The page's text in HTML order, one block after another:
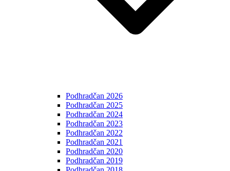
Podhradčan 2026
Podhradčan 2025
Podhradčan 2024
Podhradčan 2023
Podhradčan 2022
Podhradčan 2021
Podhradčan 2020
Podhradčan 2019